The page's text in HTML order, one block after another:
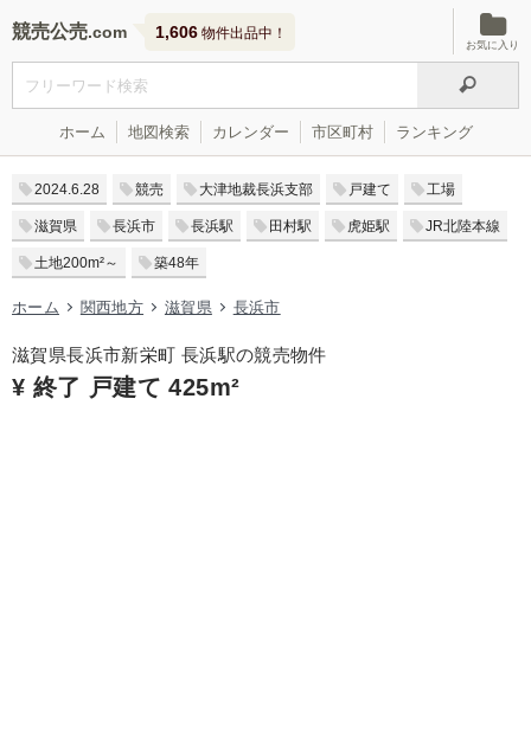
競売公売 1,606 物件出品中！
お気に入り
ホーム 地図検索 カレンダー 市区町村 ランキング
2024.6.28 競売 大津地裁長浜支部 戸建て 工場
滋賀県 長浜市 長浜駅 田村駅 虎姫駅 JR北陸本線
土地200m²～ 築48年
ホーム 関西地方 滋賀県 長浜市
滋賀県長浜市新栄町 長浜駅の競売物件
¥ 終了 戸建て 425m²